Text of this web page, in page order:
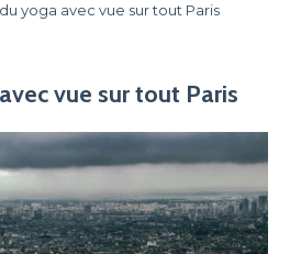
yoga avec vue sur tout Paris
vue sur tout Paris